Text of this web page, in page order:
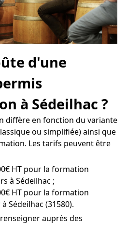
d'une
à Sédeilhac ?
diffère en fonction du variante
ou simplifiée) ainsi que
Les tarifs peuvent être
HT pour la formation
à Sédeilhac ;
HT pour la formation
Sédeilhac (31580).
auprès des